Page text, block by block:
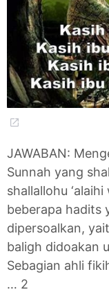
JAWABAN:
Sunnah yang
shallallohu
beberapa hadits
dipersoalkan,
baligh didoakan
Sebagian ahli
… 2